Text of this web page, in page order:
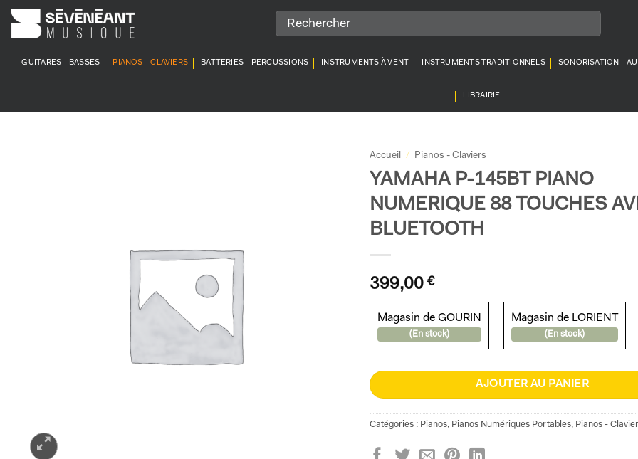
Passer
au
GUITARES – BASSES PIANOS – CLAVIERS BATTERIES – PERCUSSIONS INSTRUMENTS À VENT INSTRUMENTS TRADITIONNELS SONORISATION –
LIBRAIRIE
Accueil / Pianos - Claviers
YAMAHA P-145BT PIANO
NUMERIQUE 88 TOUCHES
BLUETOOTH
399,00 €
Magasin de GOURIN
(En stock)
Magasin de LORIENT
(En stock)
AJOUTER AU PANIER
Catégories : Pianos, Pianos Numériques Portables, Pianos -